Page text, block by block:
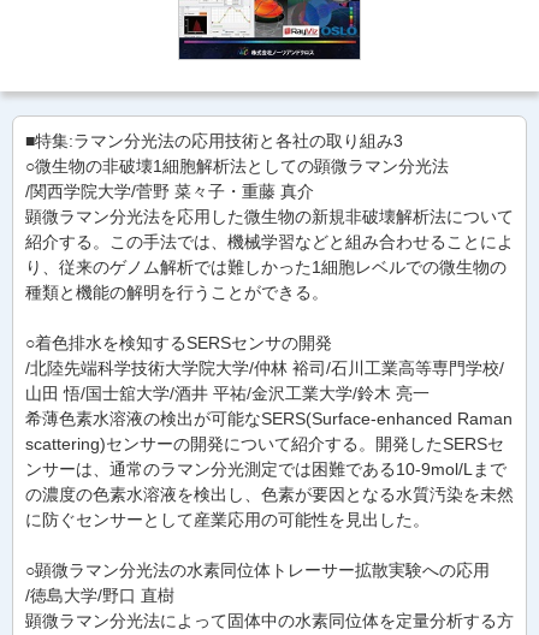
■特集:ラマン分光法の応用技術と各社の取り組み3
○微生物の非破壊1細胞解析法としての顕微ラマン分光法
/関西学院大学/菅野 菜々子・重藤 真介
顕微ラマン分光法を応用した微生物の新規非破壊解析法について
紹介する。この手法では、機械学習などと組み合わせることによ
り、従来のゲノム解析では難しかった1細胞レベルでの微生物の
種類と機能の解明を行うことができる。
○着色排水を検知するSERSセンサの開発
/北陸先端科学技術大学院大学/仲林 裕司/石川工業高等専門学校/
山田 悟/国士舘大学/酒井 平祐/金沢工業大学/鈴木 亮一
希薄色素水溶液の検出が可能なSERS(Surface-enhanced Raman
scattering)センサーの開発について紹介する。開発したSERSセ
ンサーは、通常のラマン分光測定では困難である10-9mol/Lまで
の濃度の色素水溶液を検出し、色素が要因となる水質汚染を未然
に防ぐセンサーとして産業応用の可能性を見出した。
○顕微ラマン分光法の水素同位体トレーサー拡散実験への応用
/徳島大学/野口 直樹
顕微ラマン分光法によって固体中の水素同位体を定量分析する方